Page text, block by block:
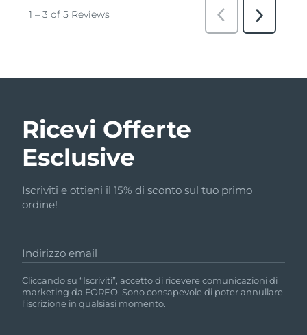
Ricevi Offerte
Esclusive
Iscriviti e ottieni il 15% di sconto sul tuo primo
ordine!
Indirizzo email
Cliccando su “Iscriviti”, accetto di ricevere comunicazioni di
marketing da FOREO. Sono consapevole di poter annullare
l’iscrizione in qualsiasi momento.